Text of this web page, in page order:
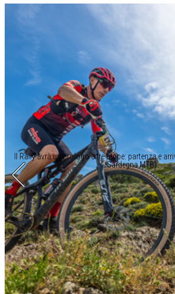
Il Rally avrà un prologo e tre tappe: partenza e
Sardegna MTB)